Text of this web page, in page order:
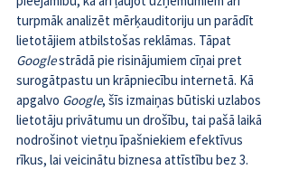
turpmāk analizēt mērķauditoriju un parādīt
lietotājiem atbilstošas reklāmas. Tāpat
Google strādā pie risinājumiem cīņai pret
surogātpastu un krāpniecību internetā. Kā
apgalvo Google, šīs izmaiņas būtiski uzlabos
lietotāju privātumu un drošību, tai pašā laikā
nodrošinot vietņu īpašniekiem efektīvus
rīkus, lai veicinātu biznesa attīstību bez 3.